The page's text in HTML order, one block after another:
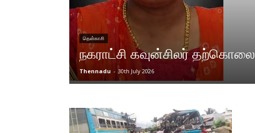
தென்காசி
நகராட்சி கவுன்சிலர் தற்கொலை
Thennadu - 30th July 2026